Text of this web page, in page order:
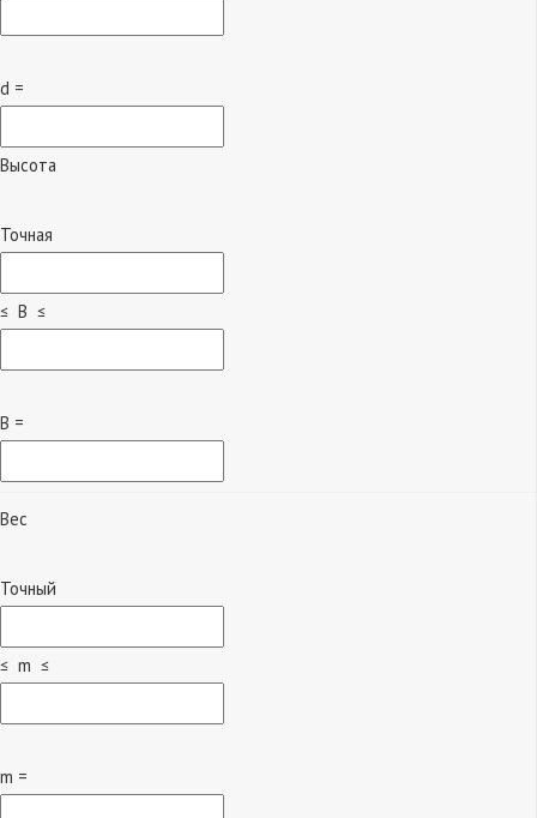
d =
Высота
Точная
≤ B ≤
B =
Вес
Точный
≤ m ≤
m =